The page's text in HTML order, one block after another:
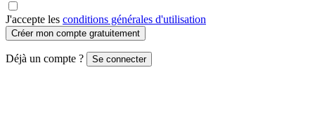
J'accepte les conditions générales d'utilisation
Créer mon compte gratuitement
Déjà un compte ? Se connecter